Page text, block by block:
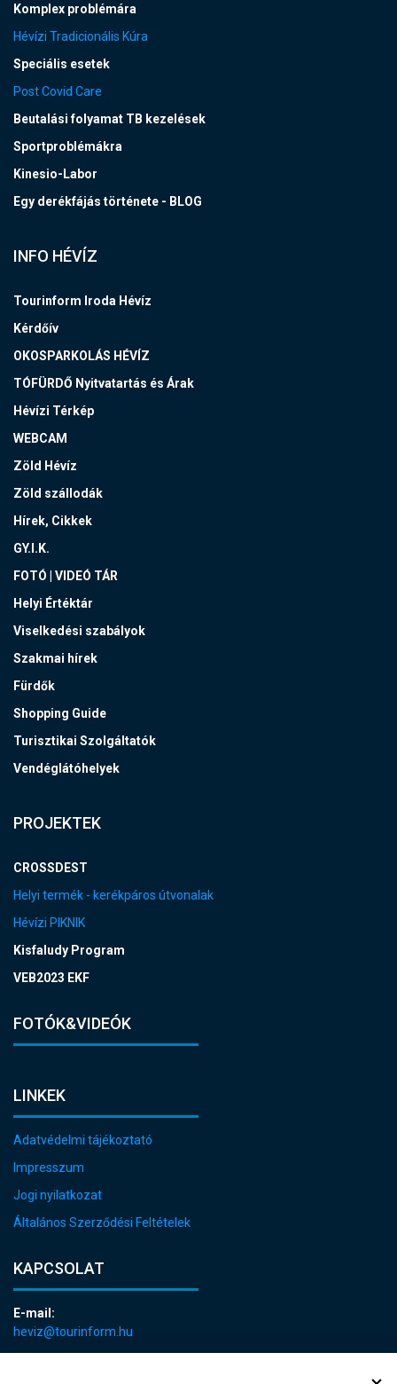
Komplex problémára
Hévízi Tradicionális Kúra
Speciális esetek
Post Covid Care
Beutalási folyamat TB kezelések
Sportproblémákra
Kinesio-Labor
Egy derékfájás története - BLOG
INFO HÉVÍZ
Tourinform Iroda Hévíz
Kérdőív
OKOSPARKOLÁS HÉVÍZ
TÓFÜRDŐ Nyitvatartás és Árak
Hévízi Térkép
WEBCAM
Zöld Hévíz
Zöld szállodák
Hírek, Cikkek
GY.I.K.
FOTÓ | VIDEÓ TÁR
Helyi Értéktár
Viselkedési szabályok
Szakmai hírek
Fürdők
Shopping Guide
Turisztikai Szolgáltatók
Vendéglátóhelyek
PROJEKTEK
CROSSDEST
Helyi termék - kerékpáros útvonalak
Hévízi PIKNIK
Kisfaludy Program
VEB2023 EKF
FOTÓK&VIDEÓK
LINKEK
Adatvédelmi tájékoztató
Impresszum
Jogi nyilatkozat
Általános Szerződési Feltételek
KAPCSOLAT
E-mail:
heviz@tourinform.hu